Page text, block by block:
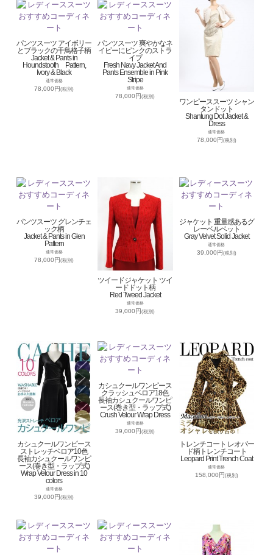
パンツスーツ アイボリー
とブラックの千鳥格子柄
Jacket & Pants in
Houndstooth Pattern,
Ivory & Black
通常価格
78,000円(税別)
パンツスーツ 爽やかなネ
イビーにピンクのストラ
イプ
Fresh Navy Jacket And
Pants Ensemble in Pink
Stripe
通常価格
78,000円(税別)
ワンピーススーツ シャン
タンドット
Shantung Dot Jacket &
Dress
通常価格
78,000円(税別)
パンツスーツ グレンチェ
ック柄
Jacket & Pants in Glen
Pattern
通常価格
78,000円(税別)
ツイードジャケット ツイ
ードドット柄
Red Tweed Jacket
通常価格
39,000円(税別)
ジャケット 重量感あるグ
レーベルベット
Gray Velvet Solid Jacket
通常価格
39,000円(税別)
カシュクールワンピース
ストレッチベロア10色
長袖カシュクールワンピ
ース(巻き型・ラップ式)
Wrap Velour Dress in 10
colors
通常価格
39,000円(税別)
カシュクールワンピース
クラッシュベロア18色
長袖カシュクールワンピ
ース(巻き型・ラップ式)
Crush Velour Wrap Dress
通常価格
39,000円(税別)
トレンチコート レオパー
ド柄トレンチコート
Leopard Print Trench Coat
通常価格
158,000円(税別)